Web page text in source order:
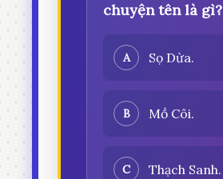
chuyện tên là gì?
A Sọ Dừa.
B Mồ Côi.
C Thạch Sanh.